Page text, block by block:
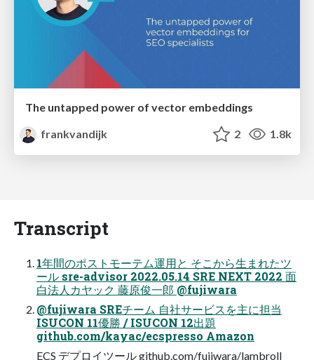
The untapped power of vector embeddings
frankvandijk
2 1.8k
Transcript
1年間のポストモーテム運用と そこから生まれたツ
ール sre-advisor 2022.05.14 SRE NEXT 2022 面
白法人カヤック 藤原俊一郎 @fujiwara
@fujiwara SREチーム 自社サービスを主に担当
ISUCON 11優勝 / ISUCON 12出題
github.com/kayac/ecspresso Amazon
ECS デプロイツール github.com/fujiwara/lambroll